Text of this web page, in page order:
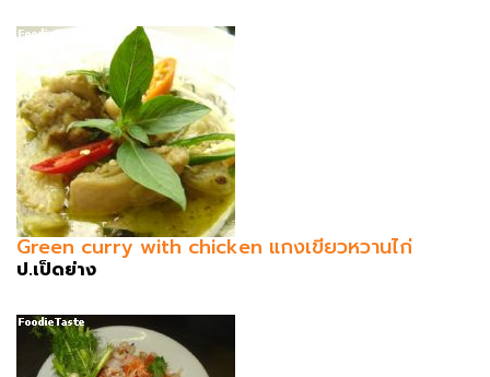
Green curry with chicken แกงเขียวหวานไก่
ป.เป็ดย่าง